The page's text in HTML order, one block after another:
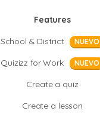
Features
School & District
NUEVO
Quizizz for Work NUEVO
Create a quiz
Create a lesson